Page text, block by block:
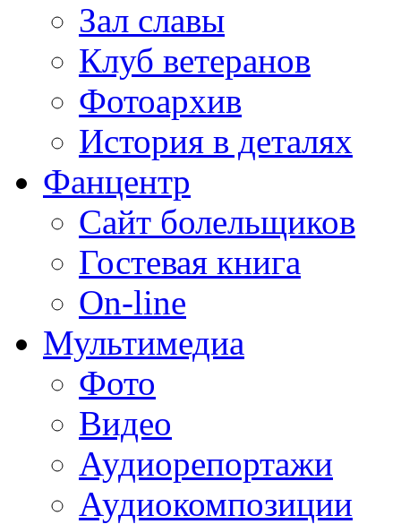
Зал славы
Клуб ветеранов
Фотоархив
История в деталях
Фанцентр
Сайт болельщиков
Гостевая книга
On-line
Мультимедиа
Фото
Видео
Аудиорепортажи
Аудиокомпозиции